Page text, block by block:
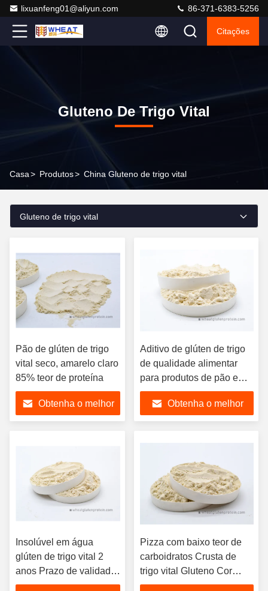
lixuanfeng01@aliyun.com 86-371-6383-5256
Citações
Gluteno De Trigo Vital
Casa> Produtos> China Gluteno de trigo vital
Gluteno de trigo vital
Pão de glúten de trigo
vital seco, amarelo claro
85% teor de proteína
Obtenha o melhor
Aditivo de glúten de trigo
de qualidade alimentar
para produtos de pão e
salsichas
Obtenha o melhor
Insolúvel em água
glúten de trigo vital 2
anos Prazo de validade
HACCP / KOSHER
Pizza com baixo teor de
carboidratos Crusta de
trigo vital Gluteno Cor
ligeiramente amarelada